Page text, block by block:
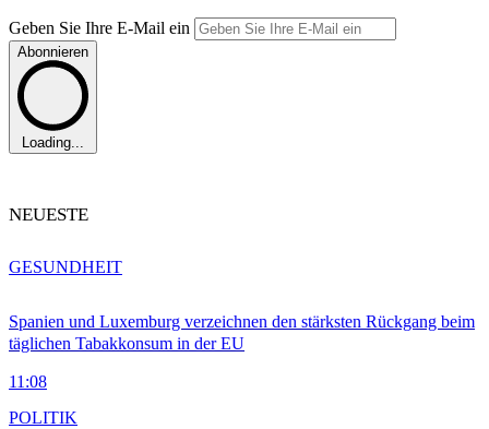
Geben Sie Ihre E-Mail ein
Abonnieren
Loading...
NEUESTE
Spanien und Luxemburg verzeichnen den stärksten Rückgang beim
täglichen Tabakkonsum in der EU
11:08
GESUNDHEIT
POLITIK